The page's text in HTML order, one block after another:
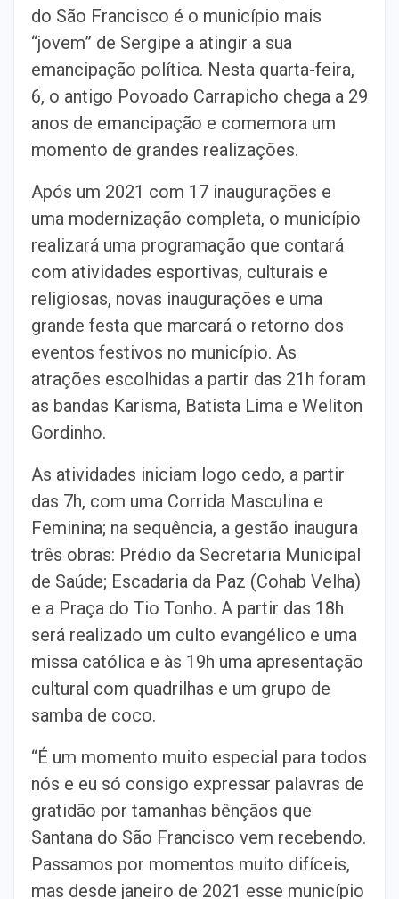
do São Francisco é o município mais
“jovem” de Sergipe a atingir a sua
emancipação política. Nesta quarta-feira,
6, o antigo Povoado Carrapicho chega a 29
anos de emancipação e comemora um
momento de grandes realizações.
Após um 2021 com 17 inaugurações e
uma modernização completa, o município
realizará uma programação que contará
com atividades esportivas, culturais e
religiosas, novas inaugurações e uma
grande festa que marcará o retorno dos
eventos festivos no município. As
atrações escolhidas a partir das 21h foram
as bandas Karisma, Batista Lima e Weliton
Gordinho.
As atividades iniciam logo cedo, a partir
das 7h, com uma Corrida Masculina e
Feminina; na sequência, a gestão inaugura
três obras: Prédio da Secretaria Municipal
de Saúde; Escadaria da Paz (Cohab Velha)
e a Praça do Tio Tonho. A partir das 18h
será realizado um culto evangélico e uma
missa católica e às 19h uma apresentação
cultural com quadrilhas e um grupo de
samba de coco.
“É um momento muito especial para todos
nós e eu só consigo expressar palavras de
gratidão por tamanhas bênçãos que
Santana do São Francisco vem recebendo.
Passamos por momentos muito difíceis,
mas desde janeiro de 2021 esse município